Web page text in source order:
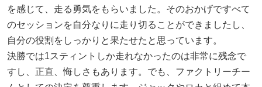
を感じて、走る勇気をもらいました。そのおかげですべて
のセッションを自分なりに走り切ることができましたし、
自分の役割をしっかりと果たせたと思っています。
決勝では1スティントしか走れなかったのは非常に残念で
すし、正直、悔しさもあります。でも、ファクトリーチー